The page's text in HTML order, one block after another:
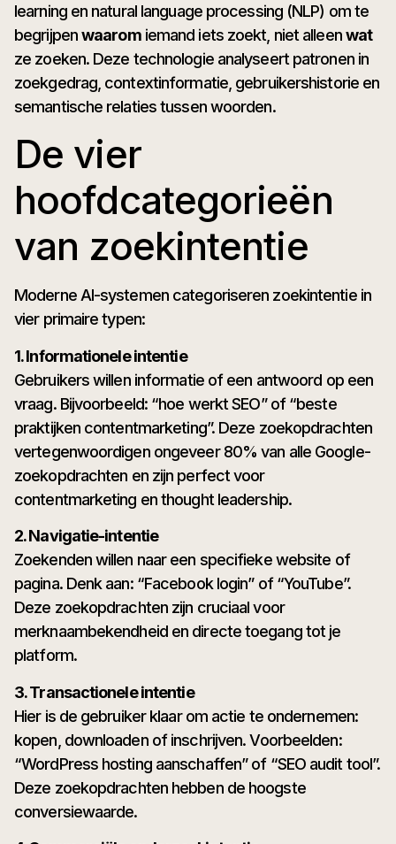
learning en natural language processing (NLP) om te
begrijpenwaaromiemand iets zoekt, niet alleenwat
ze zoeken. Deze technologie analyseert patronen in
zoekgedrag, contextinformatie, gebruikershistorie en
semantische relaties tussen woorden.
De vier
hoofdcategorieën
van zoekintentie
Moderne AI-systemen categoriseren zoekintentie in
vier primaire typen:
1. Informationele intentie
Gebruikers willen informatie of een antwoord op een
vraag. Bijvoorbeeld: “hoe werkt SEO” of “beste
praktijken contentmarketing”. Deze zoekopdrachten
vertegenwoordigen ongeveer 80% van alle Google-
zoekopdrachten en zijn perfect voor
contentmarketing en thought leadership.
2. Navigatie-intentie
Zoekenden willen naar een specifieke website of
pagina. Denk aan: “Facebook login” of “YouTube”.
Deze zoekopdrachten zijn cruciaal voor
merknaambekendheid en directe toegang tot je
platform.
3. Transactionele intentie
Hier is de gebruiker klaar om actie te ondernemen:
kopen, downloaden of inschrijven. Voorbeelden:
“WordPress hosting aanschaffen” of “SEO audit tool”.
Deze zoekopdrachten hebben de hoogste
conversiewaarde.